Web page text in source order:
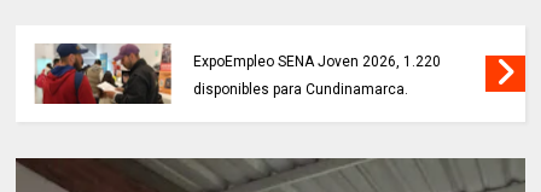
ExpoEmpleo SENA Joven 2026, 1.220
disponibles para Cundinamarca.